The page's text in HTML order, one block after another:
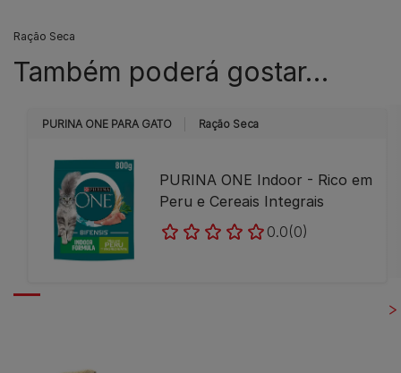
Ração Seca
Também poderá gostar…
PURINA ONE PARA GATO Ração Seca
PURINA ONE Indoor - Rico em
Peru e Cereais Integrais
0.0(0)